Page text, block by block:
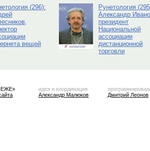
(296):
вещей
Рунетология
Александр
президент
Национальной
ассоциации
дистанционной
торговли
идея и координация
Александр Малюков
Дмитрий Леонов